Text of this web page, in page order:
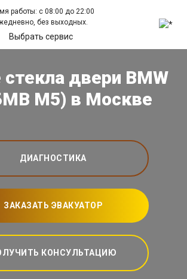
работы: с 08:00 до 22:00
без выходных.
Выбрать сервис
двери BMW
М5) в Москве
ДИАГНОСТИКА
ЗАКАЗАТЬ ЭВАКУАТОР
КОНСУЛЬТАЦИЮ